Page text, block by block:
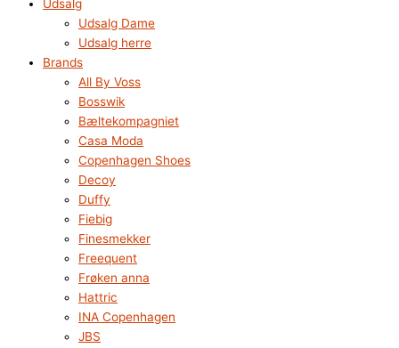
Udsalg
Udsalg Dame
Udsalg herre
Brands
All By Voss
Bosswik
Bæltekompagniet
Casa Moda
Copenhagen Shoes
Decoy
Duffy
Fiebig
Finesmekker
Freequent
Frøken anna
Hattric
INA Copenhagen
JBS